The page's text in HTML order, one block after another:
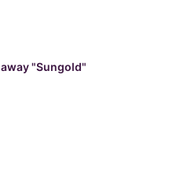
MORE"Sungold"